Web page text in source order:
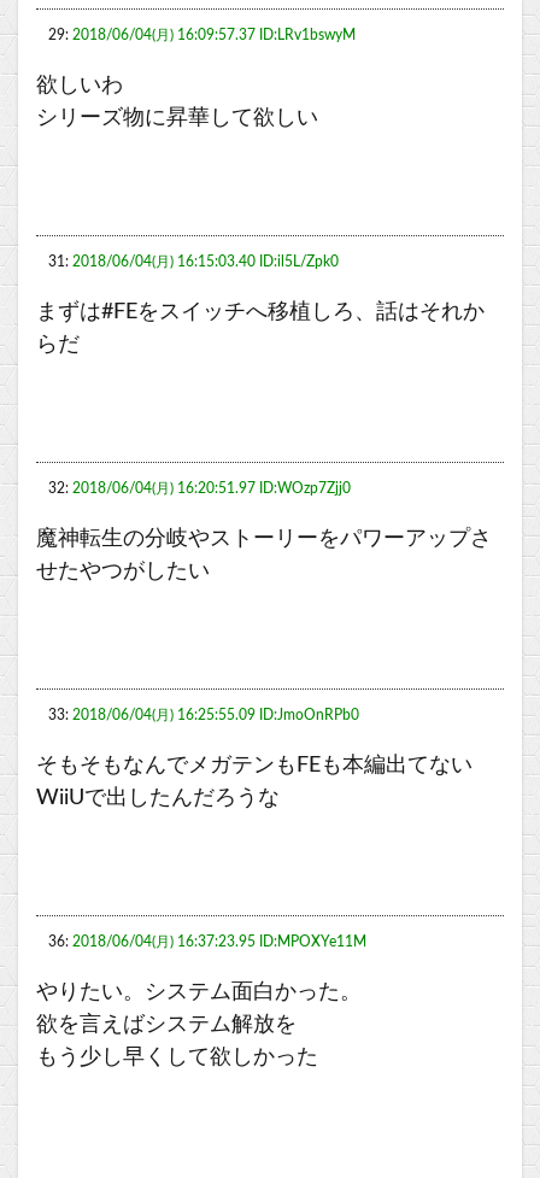
29: 2018/06/04(月) 16:09:57.37 ID:LRv1bswyM
欲しいわ
シリーズ物に昇華して欲しい
31: 2018/06/04(月) 16:15:03.40 ID:il5L/Zpk0
まずは#FEをスイッチへ移植しろ、話はそれか
らだ
32: 2018/06/04(月) 16:20:51.97 ID:WOzp7Zjj0
魔神転生の分岐やストーリーをパワーアップさ
せたやつがしたい
33: 2018/06/04(月) 16:25:55.09 ID:JmoOnRPb0
そもそもなんでメガテンもFEも本編出てない
WiiUで出したんだろうな
36: 2018/06/04(月) 16:37:23.95 ID:MPOXYe11M
やりたい。システム面白かった。
欲を言えばシステム解放を
もう少し早くして欲しかった